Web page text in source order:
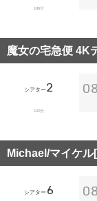
196分
魔女の宅急便 4K
シアター2
102分
Michael/マイケル
シアター 6